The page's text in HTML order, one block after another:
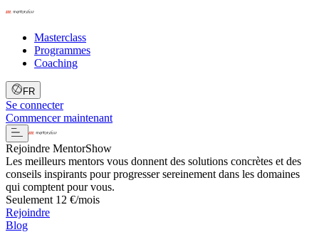
Masterclass
Programmes
Coaching
FR
Se connecter
Commencer maintenant
Rejoindre MentorShow
Les meilleurs mentors vous donnent des solutions concrètes et des
conseils inspirants pour progresser sereinement dans les domaines
qui comptent pour vous.
Seulement 12 €/mois
Rejoindre
Blog